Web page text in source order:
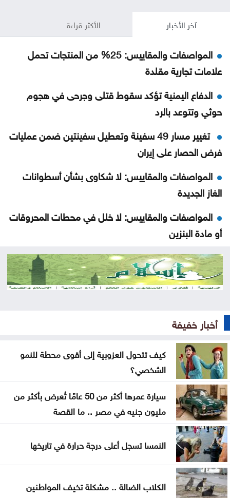
آخر الأخبار الأكثر قراءة
المواصفات والمقاييس: 25% من المنتجات تحمل
علامات تجارية مقلدة
الدفاع اليمنية تؤكد سقوط قتلى وجرحى في هجوم
حوثي وتتوعد بالرد
تغيير مسار 49 سفينة وتعطيل سفينتين ضمن عمليات
فرض الحصار على إيران
المواصفات والمقاييس: لا شكاوى بشأن أسطوانات
الغاز الجديدة
المواصفات والمقاييس: لا خلل في محطات المحروقات
أو مادة البنزين
قتلى ومصابون بانفجار عبوة ناسفة داخل حافلة ركاب
في جرمانا بريف دمشق
الملك في مجلس الأمن القومي
إصابة طفلين فلسطينيين بنيران الجيش الإسرائيلي في
غزة
بلال احمد المحاسنه مبارك المسمى الجديد
الأشغال تبدأ السبت أعمال صيانة طريق معان – البادية
تخفيض عدد أعضاء مجلس التعليم العالي ومجالس
الأمناء
أخبار خفيفة
كيف تتحول العزوبية إلى أقوى محطة للنمو
الشخصي؟
سيارة عمرها أكثر من 50 عامًا تُعرض بأكثر من
مليون جنيه في مصر .. ما القصة
النمسا تسجل أعلى درجة حرارة في تاريخها
الكلاب الضالة .. مشكلة تخيف المواطنين